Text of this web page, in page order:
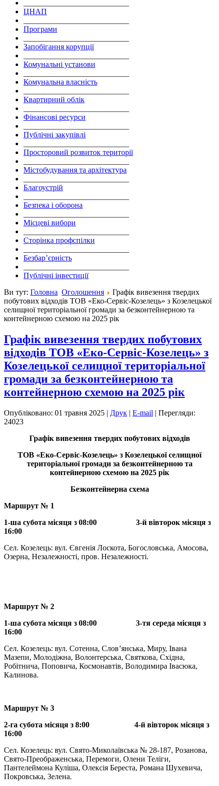
ЦНАП
Програми
Запобігання корупції
Комунальні установи
Комунальна власність
Квартирний облік
Фінансові ресурси
Публічні закупівлі
Просторовий розвиток території
Містобудування та архітектура
Благоустрій
Безпека і оборона
Місцеві вибори
Сторінка профспілки
Безбар’єрність
Публічні інвестиції
Ви тут: Головна Оголошення
Графік вивезення твердих
побутових відходів ТОВ «Еко-Сервіс-Козелець» з Козелецької
селищної територіальної громади за безконтейнерною та
контейнерною схемою на 2025 рік
Графік вивезення твердих побутових
відходів ТОВ «Еко-Сервіс-Козелець» з
Козелецької селищної територіальної
громади за безконтейнерною та
контейнерною схемою на 2025 рік
Опубліковано: 01 травня 2025 | Друк | E-mail | Перегляди:
24023
Графік вивезення твердих побутових відходів
ТОВ «Еко-Сервіс-Козелець» з Козелецької селищної
територіальної громади за безконтейнерною та
контейнерною схемою на 2025 рік
Безконтейнерна схема
Маршрут № 1
1-ша субота місяця з 08:00 3-й вівторок місяця з
16:00
Сел. Козелець: вул. Євгенія Лоскота, Богословська, Амосова,
Озерна, Незалежності, пров. Незалежності.
Маршрут № 2
1-ша субота місяця з 08:00 3-тя середа місяця з
16:00
Сел. Козелець: вул. Сотенна, Слов’янська, Миру, Івана
Мазепи, Молодіжна, Волонтерська, Святкова, Східна,
Робітнича, Поповича, Космонавтів, Володимира Івасюка,
Калинова.
Маршрут № 3
2-га субота місяця з 8:00 4-й вівторок місяця з
16:00
Сел. Козелець: вул. Свято-Миколаївська № 28-187, Розанова,
Свято-Преображенська, Перемоги, Олени Теліги,
Пантелеймона Куліша, Олексія Береста, Романа Шухевича,
Покровська, Зелена.